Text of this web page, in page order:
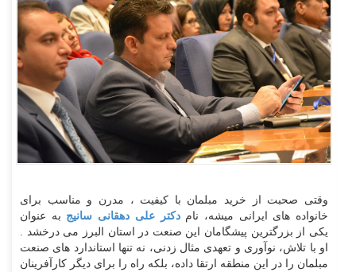
وقتی صحبت از خرید مبلمان با کیفیت ، مدرن و مناسب برای
خانواده های ایرانی میشه، نامدکتر علی دهقانی سانیج به عنوان
یکی از بزرگترین پیشگامان این صنعت در استان البرز می درخشد .
او با تلاش، نوآوری و تعهدی مثال زدنی، نه تنها استاندارد های صنعت
مبلمان را در این منطقه ارتقا داده، بلکه راه را برای دیگر کارآفرینان